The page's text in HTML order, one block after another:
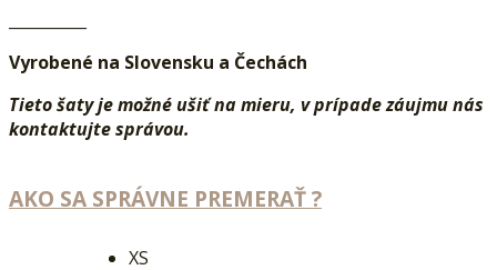
Vyrobené na Slovensku a Čechách
Tieto šaty je možné ušiť na mieru, v prípade záujmu nás
kontaktujte správou.
AKO SA SPRÁVNE PREMERAŤ ?
XS